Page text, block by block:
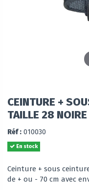
CEINTURE +
TAILLE 28
Réf : 010030
En stock
Ceinture + sous
de + ou - 70 cm avec